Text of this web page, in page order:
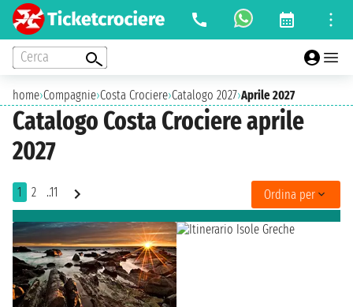
Cerca
home›Compagnie›Costa Crociere›Catalogo 2027›Aprile 2027
Catalogo Costa Crociere aprile
2027
1 2 ..11 Ordina per